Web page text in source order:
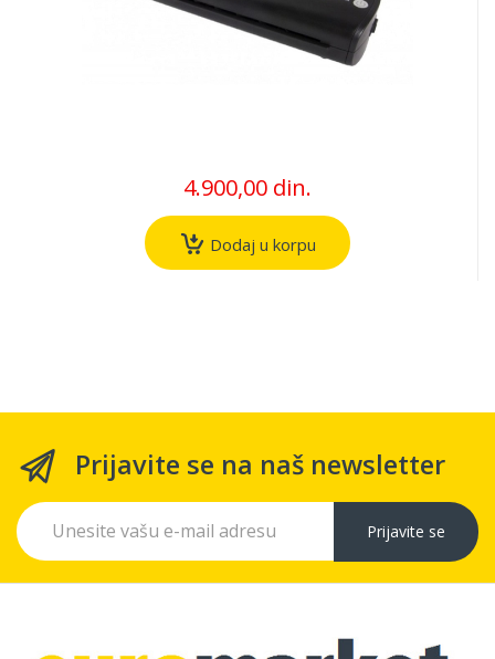
4.900,00 din.
Dodaj u korpu
Prijavite se na naš newsletter
Prijavite se